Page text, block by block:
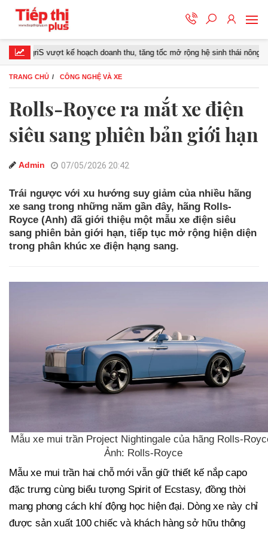
vượt kế hoạch doanh thu, tăng tốc mở rộng hệ sinh thái nông nghiệp –
TRANG CHỦ CÔNG NGHỆ VÀ XE
Rolls-Royce ra mắt xe điện
siêu sang phiên bản giới hạn
Admin 07/05/2026 20:42
Trái ngược với xu hướng suy giảm của nhiều hãng
xe sang trong những năm gần đây, hãng Rolls-
Royce (Anh) đã giới thiệu một mẫu xe điện siêu
sang phiên bản giới hạn, tiếp tục mở rộng hiện diện
trong phân khúc xe điện hạng sang.
Mẫu xe mui trần Project Nightingale của hãng Rolls-
Ảnh: Rolls-Royce
Mẫu xe mui trần hai chỗ mới vẫn giữ thiết kế nắp capo
đặc trưng cùng biểu tượng Spirit of Ecstasy, đồng thời
mang phong cách khí động học hiện đại. Dòng xe này chỉ
được sản xuất 100 chiếc và khách hàng sở hữu thông